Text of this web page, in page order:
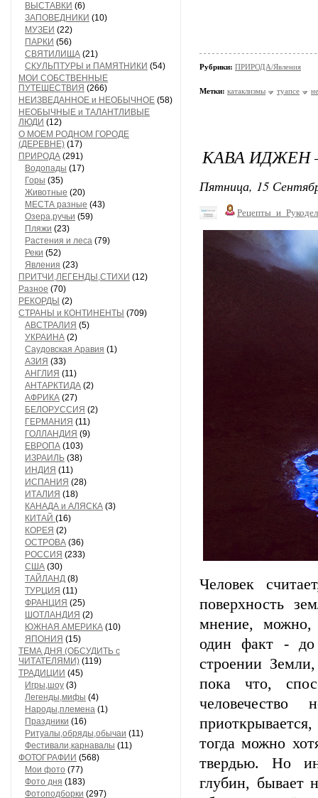
ВЫСТАВКИ (6)
ЗАПОВЕДНИКИ (10)
МУЗЕИ (22)
ПАРКИ (56)
СВЯТИЛИЩА (21)
СКУЛЬПТУРЫ и ПАМЯТНИКИ (54)
МОИ СОБСТВЕННЫЕ
ПУТЕШЕСТВИЯ (266)
НЕИЗВЕДАННОЕ и НЕОБЫЧНОЕ (58)
НЕОБЫЧНЫЕ и ТАЛАНТЛИВЫЕ
ЛЮДИ (12)
О МОЕМ РОДНОМ ГОРОДЕ
(ДЕРЕВНЕ) (17)
ПРИРОДА (291)
Водопады (17)
Горы (35)
Животные (20)
МЕСТА разные (43)
Озера,ручьи (59)
Пляжи (23)
Растения и леса (79)
Реки (52)
Явления (23)
ПРИТЧИ,ЛЕГЕНДЫ,СТИХИ (12)
Разное (70)
РЕКОРДЫ (2)
СТРАНЫ и КОНТИНЕНТЫ (709)
АВСТРАЛИЯ (5)
УКРАИНА (2)
Саудовская Аравия (1)
АЗИЯ (33)
АНГЛИЯ (11)
АНТАРКТИДА (2)
АФРИКА (27)
БЕЛОРУССИЯ (2)
ГЕРМАНИЯ (11)
ГОЛЛАНДИЯ (9)
ЕВРОПА (103)
ИЗРАИЛЬ (38)
ИНДИЯ (11)
ИСПАНИЯ (28)
ИТАЛИЯ (18)
КАНАДА и АЛЯСКА (3)
КИТАЙ (16)
КОРЕЯ (2)
ОСТРОВА (36)
РОССИЯ (233)
США (30)
ТАЙЛАНД (8)
ТУРЦИЯ (11)
ФРАНЦИЯ (25)
ШОТЛАНДИЯ (2)
ЮЖНАЯ АМЕРИКА (10)
ЯПОНИЯ (15)
ТЕМА ДНЯ (ОБСУДИТЬ с
ЧИТАТЕЛЯМИ) (119)
ТРАДИЦИИ (45)
Игры,шоу (3)
Легенды,мифы (4)
Народы,племена (1)
Праздники (16)
Ритуалы,обряды,обычаи (11)
Фестивали,карнавалы (11)
ФОТОГРАФИИ (568)
Мои фото (77)
Фото дня (183)
Фотоподборки (297)
Рубрики: ПРИРОДА/Явления
Метки: катаклизмы туапсе
КАВА ИДЖЕН
Пятница, 15
Человек
поверхность
мнение, можно,
один факт -
строении
пока что,
человечество
тогда можно
твердью. Но
глубин, бывает